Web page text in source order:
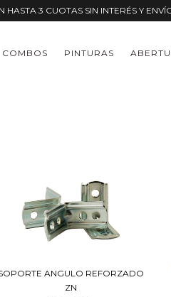
HASTA 3 CUOTAS SIN INTERÉS Y
COMBOS PINTURAS
ANGULO REFORZADO
ZN